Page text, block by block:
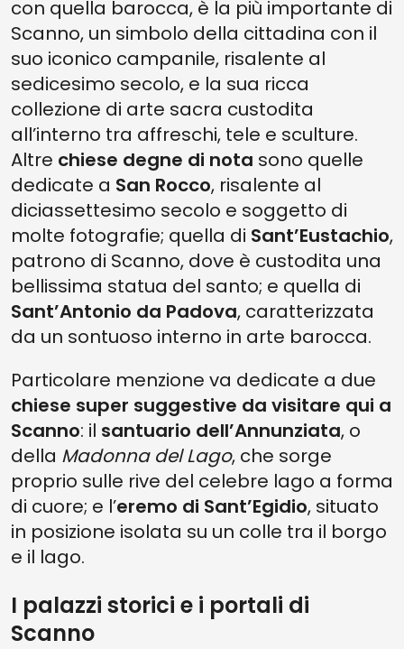
con quella barocca, è la più importante di
Scanno, un simbolo della cittadina con il
suo iconico campanile, risalente al
sedicesimo secolo, e la sua ricca
collezione di arte sacra custodita
all’interno tra affreschi, tele e sculture.
Altre chiese degne di nota sono quelle
dedicate a San Rocco, risalente al
diciassettesimo secolo e soggetto di
molte fotografie; quella di Sant’Eustachio,
patrono di Scanno, dove è custodita una
bellissima statua del santo; e quella di
Sant’Antonio da Padova, caratterizzata
da un sontuoso interno in arte barocca.
Particolare menzione va dedicate a due
chiese super suggestive da visitare qui a
Scanno: il santuario dell’Annunziata, o
della Madonna del Lago, che sorge
proprio sulle rive del celebre lago a forma
di cuore; e l’eremo di Sant’Egidio, situato
in posizione isolata su un colle tra il borgo
e il lago.
I palazzi storici e i portali di
Scanno